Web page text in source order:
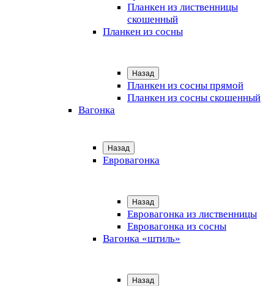
Планкен из лиственницы
скошенный
Планкен из сосны
Назад
Планкен из сосны прямой
Планкен из сосны скошенный
Вагонка
Назад
Евровагонка
Назад
Евровагонка из лиственницы
Евровагонка из сосны
Вагонка «штиль»
Назад